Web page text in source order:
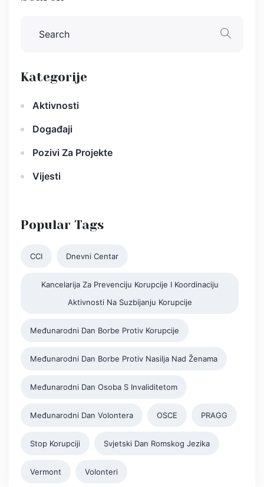
Kategorije
Aktivnosti
Događaji
Pozivi Za Projekte
Vijesti
Popular Tags
CCI Dnevni Centar
Kancelarija Za Prevenciju Korupcije I Koordinaciju
Aktivnosti Na Suzbijanju Korupcije
Međunarodni Dan Borbe Protiv Korupcije
Međunarodni Dan Borbe Protiv Nasilja Nad Ženama
Međunarodni Dan Osoba S Invaliditetom
Međunarodni Dan Volontera OSCE PRAGG
Stop Korupciji Svjetski Dan Romskog Jezika
Vermont Volonteri